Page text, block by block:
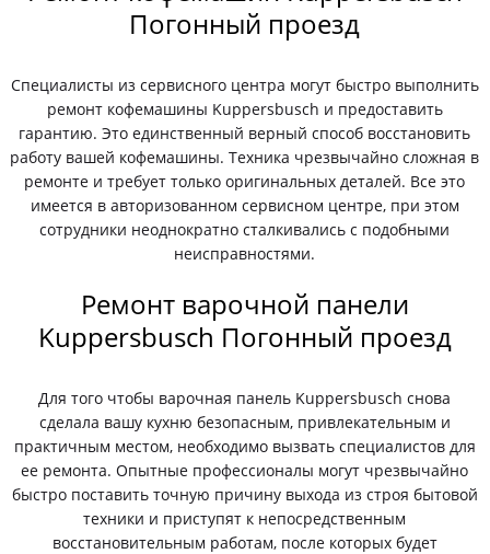
Погонный проезд
Специалисты из сервисного центра могут быстро выполнить
ремонт кофемашины Kuppersbusch и предоставить
гарантию. Это единственный верный способ восстановить
работу вашей кофемашины. Техника чрезвычайно сложная в
ремонте и требует только оригинальных деталей. Все это
имеется в авторизованном сервисном центре, при этом
сотрудники неоднократно сталкивались с подобными
неисправностями.
Ремонт варочной панели
Kuppersbusch Погонный проезд
Для того чтобы варочная панель Kuppersbusch снова
сделала вашу кухню безопасным, привлекательным и
практичным местом, необходимо вызвать специалистов для
ее ремонта. Опытные профессионалы могут чрезвычайно
быстро поставить точную причину выхода из строя бытовой
техники и приступят к непосредственным
восстановительным работам, после которых будет